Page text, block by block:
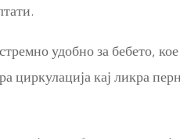
удобно за бебето,
циркулација кај ликра